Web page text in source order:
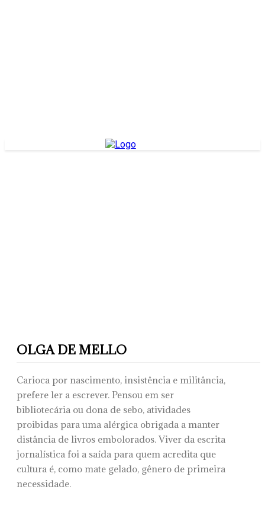
OLGA DE MELLO
Carioca por nascimento, insistência e militância,
prefere ler a escrever. Pensou em ser
bibliotecária ou dona de sebo, atividades
proibidas para uma alérgica obrigada a manter
distância de livros embolorados. Viver da escrita
jornalística foi a saída para quem acredita que
cultura é, como mate gelado, gênero de primeira
necessidade.